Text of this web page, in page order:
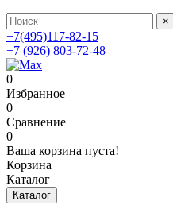
×
+7(495)117-82-15
+7 (926) 803-72-48
0
Избранное
0
Сравнение
0
Ваша корзина пуста!
Корзина
Каталог
Каталог